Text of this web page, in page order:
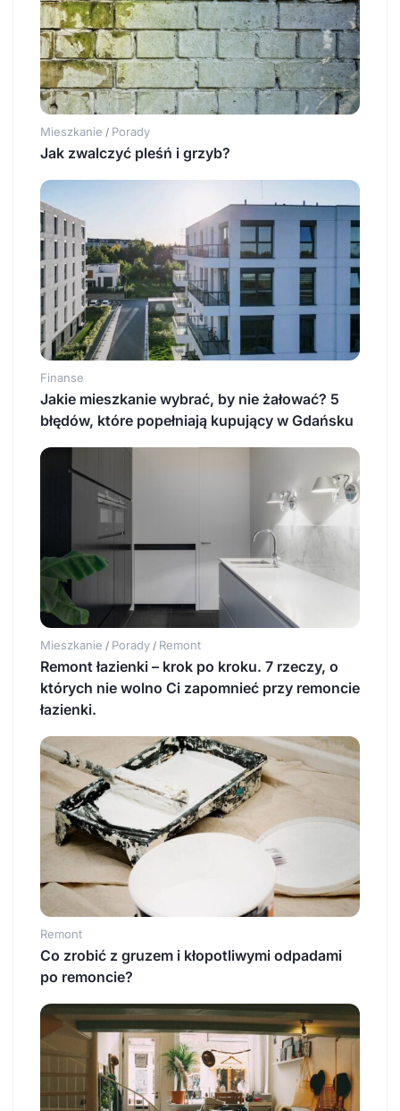
Mieszkanie / Porady
Jak zwalczyć pleśń i grzyb?
Finanse
Jakie mieszkanie wybrać, by nie żałować? 5
błędów, które popełniają kupujący w Gdańsku
Mieszkanie / Porady / Remont
Remont łazienki – krok po kroku. 7 rzeczy, o
których nie wolno Ci zapomnieć przy remoncie
łazienki.
Remont
Co zrobić z gruzem i kłopotliwymi odpadami
po remoncie?